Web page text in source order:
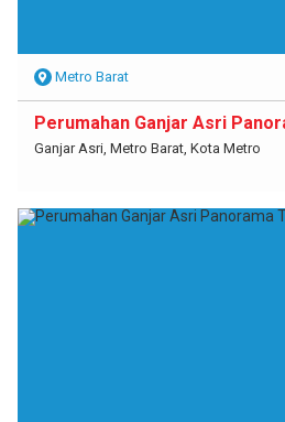
Metro Barat
Perumahan Ganjar Asri
Ganjar Asri, Metro Barat, Kota Metro